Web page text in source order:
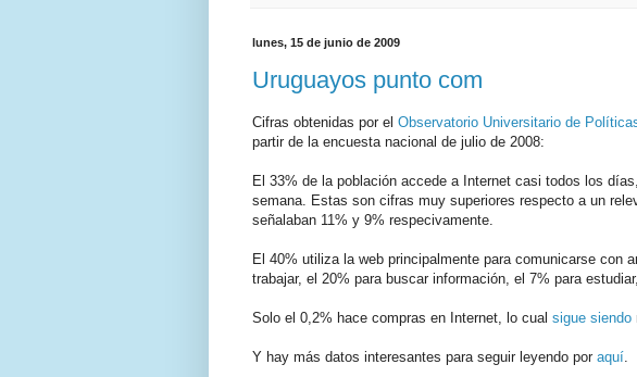
lunes, 15 de junio de 2009
Uruguayos punto com
Cifras obtenidas por el Observatorio Universitario de
partir de la encuesta nacional de julio de 2008:
El 33% de la población accede a Internet casi todos los
semana. Estas son cifras muy superiores respecto a un
señalaban 11% y 9% respecivamente.
El 40% utiliza la web principalmente para comunicarse con
trabajar, el 20% para buscar información, el 7% para
Solo el 0,2% hace compras en Internet, lo cual sigue siendo
Y hay más datos interesantes para seguir leyendo por aquí